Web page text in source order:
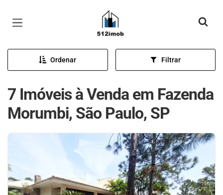
Página inicial
Ordenar Filtrar
7 Imóveis à Venda em Fazenda
Morumbi, São Paulo, SP